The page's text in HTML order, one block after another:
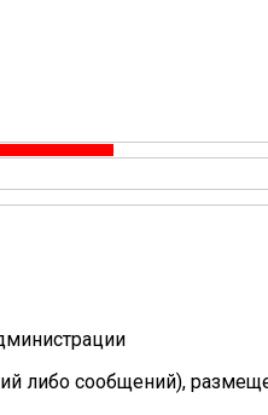
либо сообщений),